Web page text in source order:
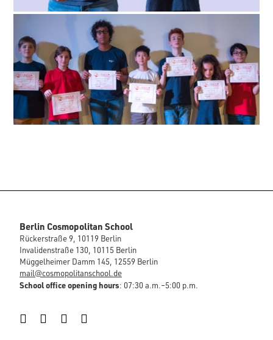
Berlin Cosmopolitan School
Rückerstraße 9, 10119 Berlin
Invalidenstraße 130, 10115 Berlin
Müggelheimer Damm 145, 12559 Berlin
mail@cosmopolitanschool.de
School office opening hours: 07:30 a.m.–5:00 p.m.
InstagramFacebookLinkedIn